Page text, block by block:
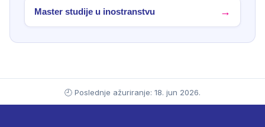
Master studije u inostranstvu
🕘 Poslednje ažuriranje: 18. jun 2026.